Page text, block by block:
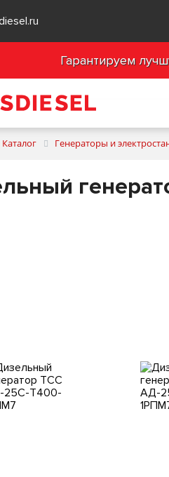
Гарантируем
Каталог Генераторы и